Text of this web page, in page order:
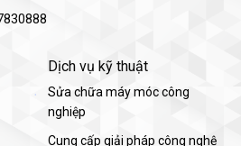
Dịch vụ kỹ thuật
Sửa chữa máy móc công
nghiệp
Cung cấp giải pháp công nghệ